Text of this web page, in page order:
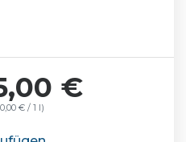
€
€ / 1 l)